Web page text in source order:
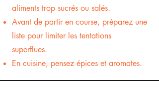
aliments trop sucrés ou salés.
Avant de partir en course, préparez une
liste pour limiter les tentations
superflues.
En cuisine, pensez épices et aromates.